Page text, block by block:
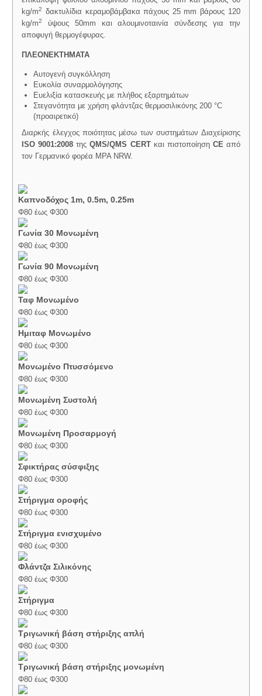
kg/m2
δακτυλίδια κεραμοβάμβακα πάχους 25 mm βάρους 120
kg/m2
ύψους 50mm και αλουμινοταινία σύνδεσης για την
αποφυγή θερμογέφυρας.
ΠΛΕΟΝΕΚΤΗΜΑΤΑ
Αυτογενή συγκόλληση
Ευκολία συναρμολόγησης
Ευελιξία κατασκευής με πλήθος εξαρτημάτων
Στεγανότητα με χρήση φλάντζας θερμοσιλικόνης 200 °C
(προαιρετικό)
Διαρκής έλεγχος ποιότητας μέσω των συστημάτων Διαχείρισης
ISO 9001:2008 τηςQMS/QMS CERTκαι πιστοποίηση CEαπό
τον Γερμανικό φορέα MPA NRW.
Καπνοδόχος 1m, 0.5m, 0.25m
Φ80 έως Φ300
Γωνία 30 Μονωμένη
Φ80 έως Φ300
Γωνία 90 Μονωμένη
Φ80 έως Φ300
Ταφ Μονωμένο
Φ80 έως Φ300
Ημιταφ Μονωμένο
Φ80 έως Φ300
Μονωμένο Πτυσσόμενο
Φ80 έως Φ300
Μονωμένη Συστολή
Φ80 έως Φ300
Μονωμένη Προσαρμογή
Φ80 έως Φ300
Σφικτήρας σύσφιξης
Φ80 έως Φ300
Στήριγμα οροφής
Φ80 έως Φ300
Στήριγμα ενισχυμένο
Φ80 έως Φ300
Φλάντζα Σιλικόνης
Φ80 έως Φ300
Στήριγμα
Φ80 έως Φ300
Τριγωνική βάση στήριξης απλή
Φ80 έως Φ300
Τριγωνική βάση στήριξης μονωμένη
Φ80 έως Φ300